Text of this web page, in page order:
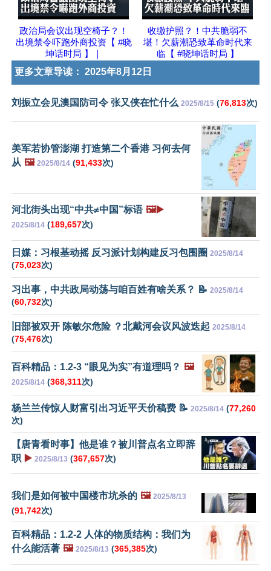
政治局会议出现空椅子？！
出境禁令吓跑外商投资【 #晓
坤话时局 】｜
收缴护照？！中共脆弱不
堪！欠薪潮恐致革命时代来
临【 #晓坤话时局 】
更多文章导读： 2025年8月12日
刘振立会见澳国防司令 张又侠在忙什么 2025/8/15 (76,813次)
美军若协管澎湖 打造第二个香港 习何去何
从 🖼️ 2025/8/14 (91,433次)
河北街头出现“中共≠中国”标语 🖼️▶️
2025/8/14 (189,657次)
日媒：习根基动摇 反习派计划构建反习包围圈 2025/8/14
(75,023次)
习出事，中共政局动荡与咱百姓有啥关系？ 📝 2025/8/14
(60,732次)
旧部被双开 陈敏尔危险 ？北戴河会议风波迭起 2025/8/14
(75,476次)
百科精品：1.2-3 “眼见为实”有道理吗？ 🖼️
2025/8/14 (368,311次)
杨兰兰传惊人财富引出习近平天价稿费 📝 2025/8/14 (77,260
次)
【唐青看时事】他是谁？被川普点名立即辞
职 ▶️ 2025/8/13 (367,657次)
我们是如何被中国楼市坑杀的 🖼️ 2025/8/13
(91,742次)
百科精品：1.2-2 人体的物质结构：我们为
什么能活著 🖼️ 2025/8/13 (365,385次)